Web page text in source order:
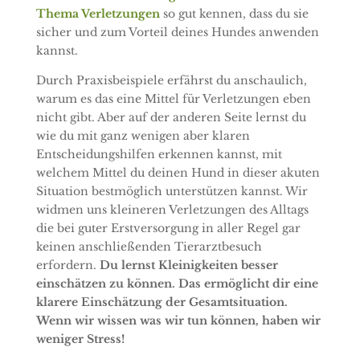
Thema Verletzungen so gut kennen, dass du sie
sicher und zum Vorteil deines Hundes anwenden
kannst.
Durch Praxisbeispiele erfährst du anschaulich,
warum es das eine Mittel für Verletzungen eben
nicht gibt. Aber auf der anderen Seite lernst du
wie du mit ganz wenigen aber klaren
Entscheidungshilfen erkennen kannst, mit
welchem Mittel du deinen Hund in dieser akuten
Situation bestmöglich unterstützen kannst. Wir
widmen uns kleineren Verletzungen des Alltags
die bei guter Erstversorgung in aller Regel gar
keinen anschließenden Tierarztbesuch
erfordern. Du lernst Kleinigkeiten besser
einschätzen zu können. Das ermöglicht dir eine
klarere Einschätzung der Gesamtsituation.
Wenn wir wissen was wir tun können, haben wir
weniger Stress!